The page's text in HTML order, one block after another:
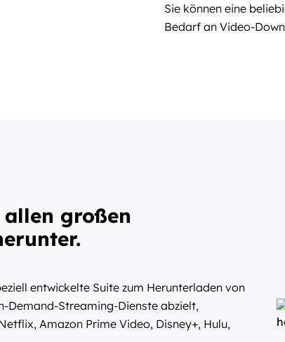
Sie können eine
Bedarf an Video-
allen großen
entwickelte Suite zum Herunterladen von
Demand-Streaming-Dienste abzielt,
Amazon Prime Video, Disney+, Hulu,